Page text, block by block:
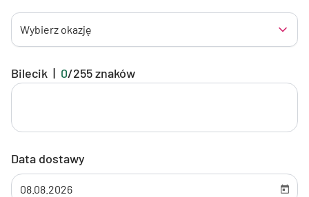
Wybierz okazję
Bilecik | 0/255znaków
Data dostawy